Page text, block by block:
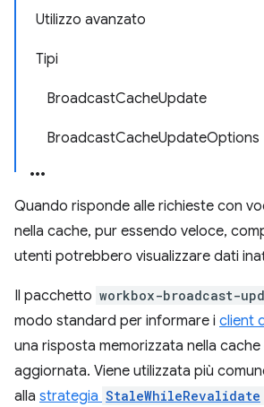
Utilizzo avanzato
Tipi
BroadcastCacheUpdate
BroadcastCacheUpdateOptions
Quando risponde alle richieste con
nella cache, pur essendo veloce,
utenti potrebbero visualizzare dati
Il pacchetto workbox-broadcast-
modo standard per informare i client
una risposta memorizzata nella
aggiornata. Viene utilizzata più
alla strategia StaleWhileRevalidate